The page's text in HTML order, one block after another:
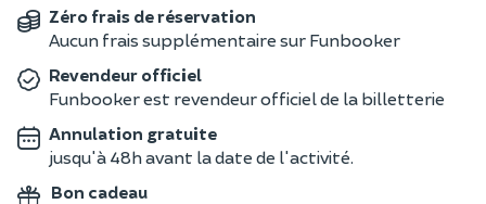
Zéro frais de réservation
Aucun frais supplémentaire sur Funbooker
Revendeur officiel
Funbooker est revendeur officiel de la billetterie
Annulation gratuite
jusqu'à 48h avant la date de l'activité.
Bon cadeau